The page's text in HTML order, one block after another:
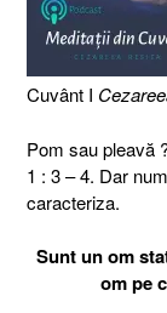
Cuvânt I
Pom sau pleavă
1 : 3 – 4. Dar
caracteriza.
Sunt un om
om pe